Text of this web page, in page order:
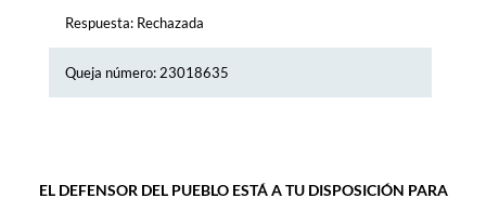
Respuesta: Rechazada
Queja número: 23018635
EL DEFENSOR DEL PUEBLO ESTÁ A TU DISPOSICIÓN PARA